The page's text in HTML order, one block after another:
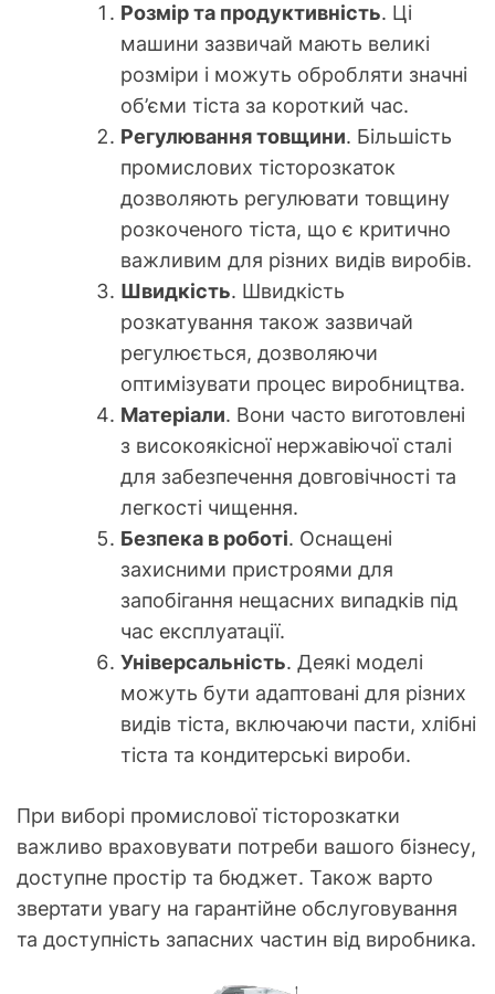
Розмір та продуктивність. Ці
машини зазвичай мають великі
розміри і можуть обробляти значні
об’єми тіста за короткий час.
Регулювання товщини. Більшість
промислових тісторозкаток
дозволяють регулювати товщину
розкоченого тіста, що є критично
важливим для різних видів виробів.
Швидкість. Швидкість
розкатування також зазвичай
регулюється, дозволяючи
оптимізувати процес виробництва.
Матеріали. Вони часто виготовлені
з високоякісної нержавіючої сталі
для забезпечення довговічності та
легкості чищення.
Безпека в роботі. Оснащені
захисними пристроями для
запобігання нещасних випадків під
час експлуатації.
Універсальність. Деякі моделі
можуть бути адаптовані для різних
видів тіста, включаючи пасти, хлібні
тіста та кондитерські вироби.
При виборі промислової тісторозкатки
важливо враховувати потреби вашого бізнесу,
доступне простір та бюджет. Також варто
звертати увагу на гарантійне обслуговування
та доступність запасних частин від виробника.